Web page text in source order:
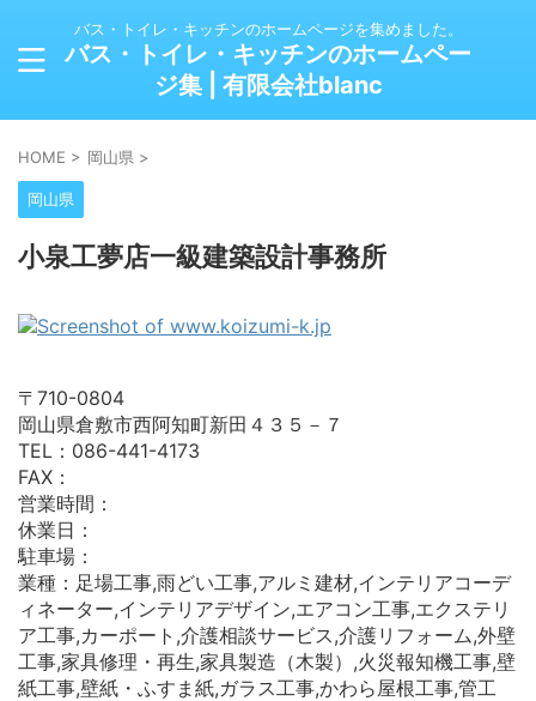
バス・トイレ・キッチンのホームページを集めました。
バス・トイレ・キッチンのホームペー
ジ集 | 有限会社blanc
HOME > 岡山県 >
岡山県
小泉工夢店一級建築設計事務所
〒710-0804
岡山県倉敷市西阿知町新田４３５－７
TEL：086-441-4173
FAX：
営業時間：
休業日：
駐車場：
業種：足場工事,雨どい工事,アルミ建材,インテリアコーデ
ィネーター,インテリアデザイン,エアコン工事,エクステリ
ア工事,カーポート,介護相談サービス,介護リフォーム,外壁
工事,家具修理・再生,家具製造（木製）,火災報知機工事,壁
紙工事,壁紙・ふすま紙,ガラス工事,かわら屋根工事,管工